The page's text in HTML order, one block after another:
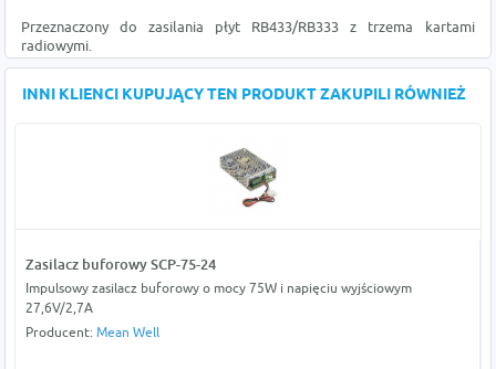
Przeznaczony do zasilania płyt RB433/RB333 z trzema kartami
radiowymi.
INNI KLIENCI KUPUJĄCY TEN PRODUKT ZAKUPILI RÓWNIEŻ
Zasilacz buforowy SCP-75-24
Impulsowy zasilacz buforowy o mocy 75W i napięciu wyjściowym
27,6V/2,7A
Producent: Mean Well